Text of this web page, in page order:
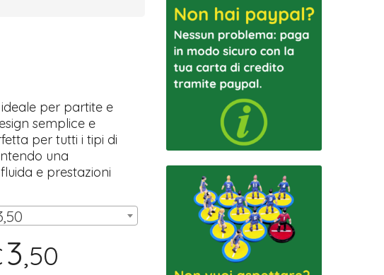
per partite e
semplice e
per tutti i tipi di
una
e prestazioni
3,50